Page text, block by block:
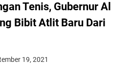
Tenis, Gubernur Al
Bibit Atlit Baru Dari
19, 2021